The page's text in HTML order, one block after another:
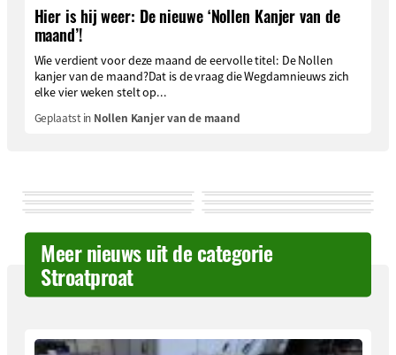
Hier is hij weer: De nieuwe ‘Nollen Kanjer van de
maand’!
Wie verdient voor deze maand de eervolle titel: De Nollen
kanjer van de maand?Dat is de vraag die Wegdamnieuws zich
elke vier weken stelt op...
Geplaatst in Nollen Kanjer van de maand
Meer nieuws uit de categorie
Stroatproat